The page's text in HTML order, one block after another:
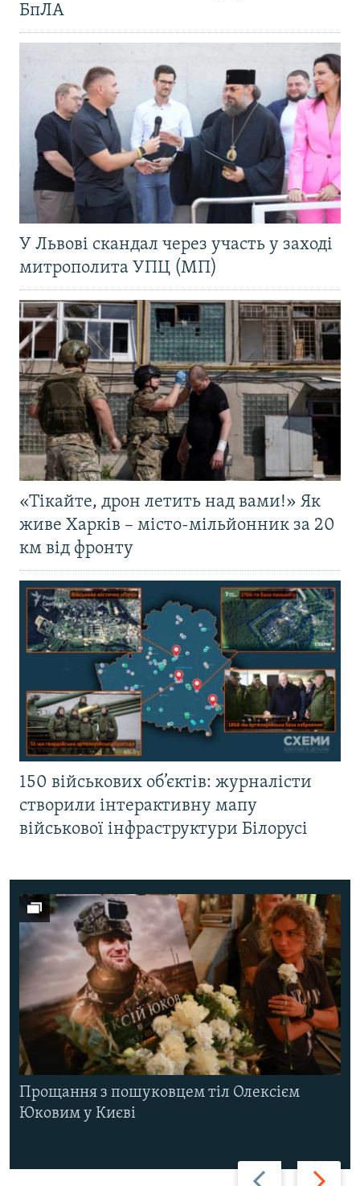
БпЛА
У Львові скандал через участь у заході
митрополита УПЦ (МП)
«Тікайте, дрон летить над вами!» Як
живе Харків – місто-мільйонник за 20
км від фронту
150 військових об’єктів: журналісти
створили інтерактивну мапу
військової інфраструктури Білорусі
Назад Вперед
Прощання з пошуковцем тіл Олексієм
Юковим у Києві